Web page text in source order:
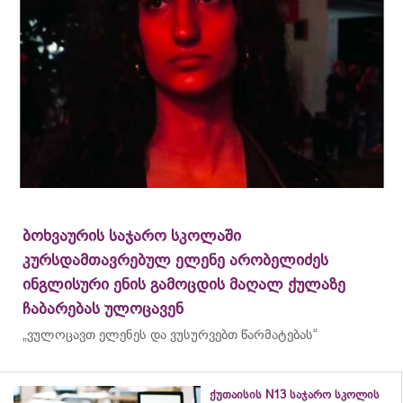
ბოხვაურის საჯარო სკოლაში
კურსდამთავრებულ ელენე არობელიძეს
ინგლისური ენის გამოცდის მაღალ ქულაზე
ჩაბარებას ულოცავენ
„ვულოცავთ ელენეს და ვუსურვებთ წარმატებას“
ქუთაისის N13 საჯარო სკოლის